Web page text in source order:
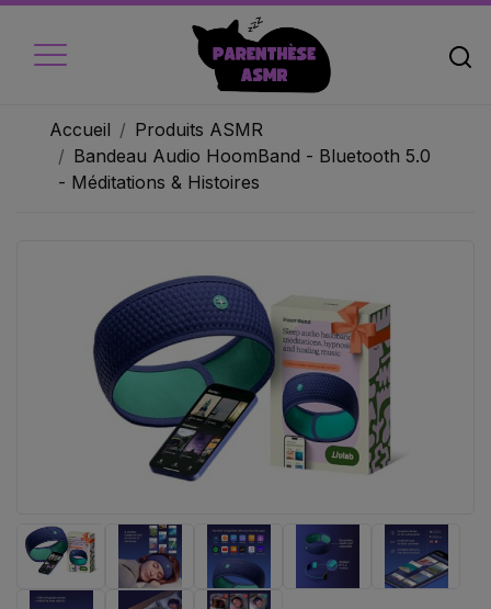
Caméra vidéo
Ambiance
Accueil
Produits ASMR
Bandeau Audio HoomBand - Bluetooth 5.0
- Méditations & Histoires